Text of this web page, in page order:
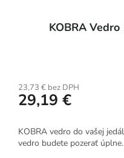
KOBRA
23,73 € bez DPH
29,19 €
KOBRA vedro do vašej
vedro budete pozerať